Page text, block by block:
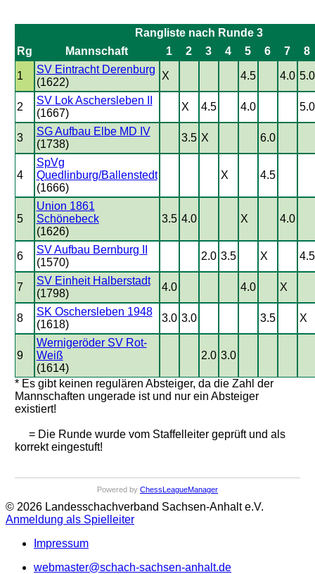
Rangliste nach Runde 3
Rg
Mannschaft 1 2 3 4 5 6 7 8
1
SV Eintracht Derenburg
(1622)
X 4.5 4.0 5.0
2
SV Lok Aschersleben II
(1667)
X 4.5 4.0 5.0
3
SG Aufbau Elbe MD IV
(1738)
3.5 X 6.0
4
SpVg
Quedlinburg/Ballenstedt
(1666)
X 4.5
5
Union 1861
Schönebeck
(1626)
3.5 4.0 X 4.0
6
SV Aufbau Bernburg II
(1570)
2.0 3.5 X 4.5
7
SV Einheit Halberstadt
(1798)
4.0 4.0 X
8
SK Oschersleben 1948
(1618)
3.0 3.0 3.5 X
9
Wernigeröder SV Rot-
Weiß
(1614)
2.0 3.0
* Es gibt keinen regulären Absteiger, da die Zahl der
Mannschaften ungerade ist und nur ein Absteiger
existiert!
= Die Runde wurde vom Staffelleiter geprüft und als
korrekt eingestuft!
Powered by ChessLeagueManager
© 2026 Landesschachverband Sachsen-Anhalt e.V.
Anmeldung als Spielleiter
Impressum
webmaster@schach-sachsen-anhalt.de